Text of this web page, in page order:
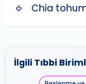
Chia
İlgili Tıbbi